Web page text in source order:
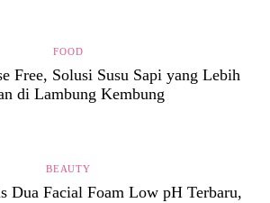
FOOD
Free, Solusi Susu Sapi yang Lebih
di Lambung Kembung
BEAUTY
Dua Facial Foam Low pH Terbaru,